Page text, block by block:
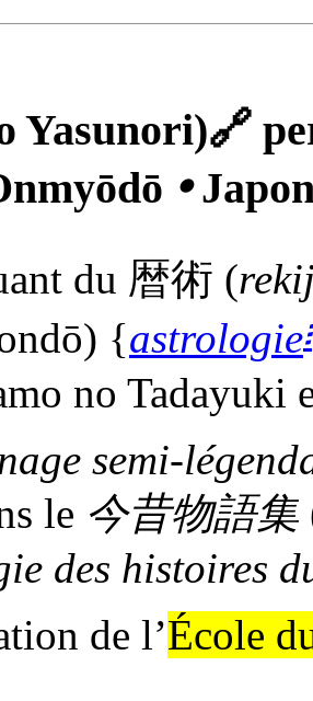
Yasunori)🔗
🞄
du 暦術 (
) {astrologie፧
no Tadayuki
semi-
le 今昔物語集
des histoires
de l’École